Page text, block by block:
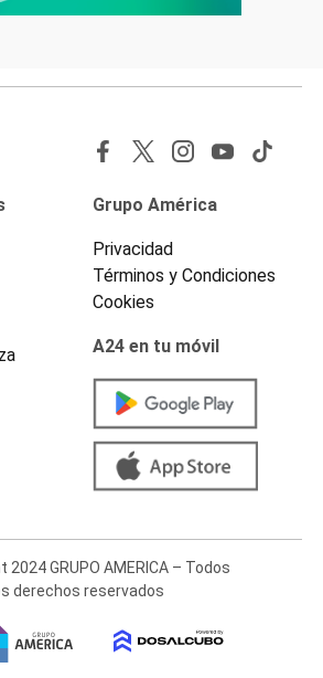
Grupo América
Privacidad
Términos y Condiciones
Cookies
A24 en tu móvil
GRUPO AMERICA – Todos
derechos reservados